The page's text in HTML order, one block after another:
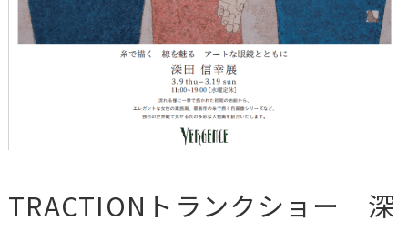
TRACTIONトランクショー 深